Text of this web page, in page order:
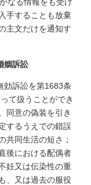
なる情報をも受け
手することも放棄
主文だけを通知す
訴訟
訴訟を第1683条
て扱うことができ
同意の偽装を引き
するうえでの錯誤
共同生活の短さ；
後における配偶者
妊又は伝染性の重
、又は過去の服役